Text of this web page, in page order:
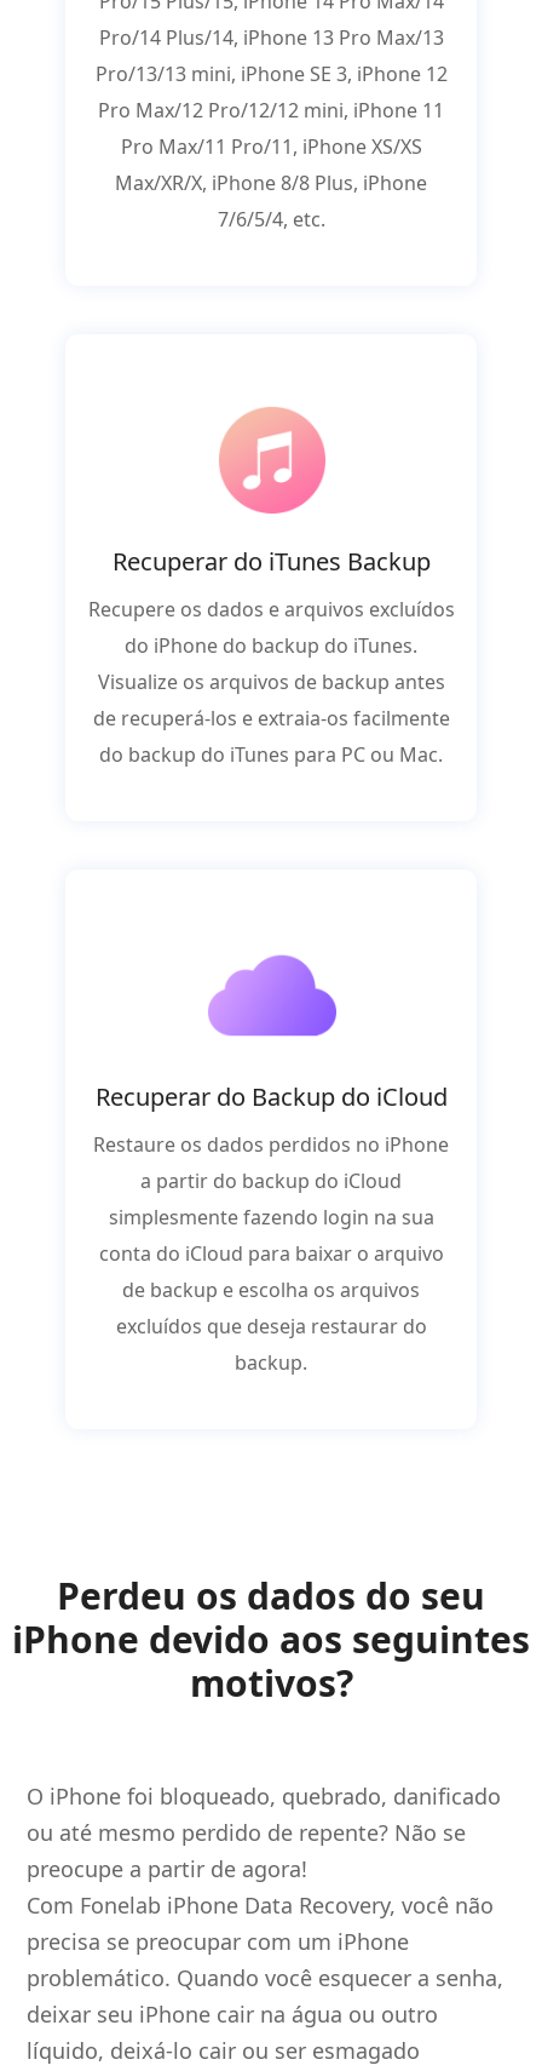
Pro/14 Plus/14, iPhone 13 Pro Max/13
Pro/13/13 mini, iPhone SE 3, iPhone 12
Pro Max/12 Pro/12/12 mini, iPhone 11
Pro Max/11 Pro/11, iPhone XS/XS
Max/XR/X, iPhone 8/8 Plus, iPhone
7/6/5/4, etc.
Recuperar do iTunes Backup
Recupere os dados e arquivos excluídos
do iPhone do backup do iTunes.
Visualize os arquivos de backup antes
de recuperá-los e extraia-os facilmente
do backup do iTunes para PC ou Mac.
Recuperar do Backup do iCloud
Restaure os dados perdidos no iPhone
a partir do backup do iCloud
simplesmente fazendo login na sua
conta do iCloud para baixar o arquivo
de backup e escolha os arquivos
excluídos que deseja restaurar do
backup.
Perdeu os dados do seu
iPhone devido aos seguintes
motivos?
O iPhone foi bloqueado, quebrado, danificado
ou até mesmo perdido de repente? Não se
preocupe a partir de agora!
Com Fonelab iPhone Data Recovery, você não
precisa se preocupar com um iPhone
problemático. Quando você esquecer a senha,
deixar seu iPhone cair na água ou outro
líquido, deixá-lo cair ou ser esmagado